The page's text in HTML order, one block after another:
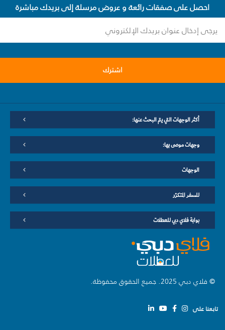
احصل على صفقات رائعة و عروض مرسلة إلى بريدك مباشرة
اشترك
أكثر الوجهات التي يتم البحث عنها:
وجهات موصى بها:
الوجهات
للسفر المتكرّر
بوابة فلاي دبي للعطلات
© فلاي دبي 2025. جميع الحقوق محفوظة.
تابعنا على